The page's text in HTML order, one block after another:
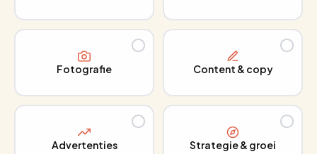
Fotografie Content & copy
Advertenties Strategie & groei